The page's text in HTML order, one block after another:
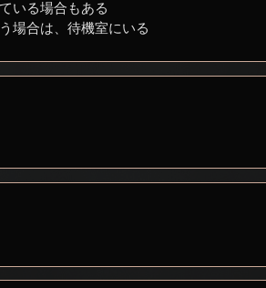
いる場合もある
場合は、待機室にいる